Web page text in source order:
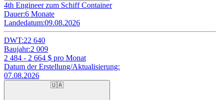
4th Engineer zum Schiff Container
Dauer:6 Monate
Landedatum:09.08.2026
DWT:22 640
Baujahr:2 009
2 484 - 2 664 $ pro Monat
Datum der Erstellung/Aktualisierung:
07.08.2026
🇺🇦